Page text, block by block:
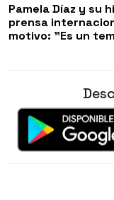
Pamela Díaz y su
prensa
motivo: "Es un